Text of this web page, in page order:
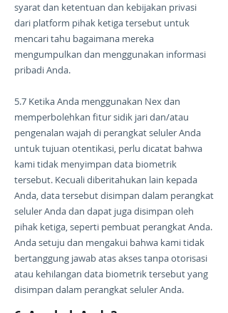
syarat dan ketentuan dan kebijakan privasi
dari platform pihak ketiga tersebut untuk
mencari tahu bagaimana mereka
mengumpulkan dan menggunakan informasi
pribadi Anda.
5.7 Ketika Anda menggunakan Nex dan
memperbolehkan fitur sidik jari dan/atau
pengenalan wajah di perangkat seluler Anda
untuk tujuan otentikasi, perlu dicatat bahwa
kami tidak menyimpan data biometrik
tersebut. Kecuali diberitahukan lain kepada
Anda, data tersebut disimpan dalam perangkat
seluler Anda dan dapat juga disimpan oleh
pihak ketiga, seperti pembuat perangkat Anda.
Anda setuju dan mengakui bahwa kami tidak
bertanggung jawab atas akses tanpa otorisasi
atau kehilangan data biometrik tersebut yang
disimpan dalam perangkat seluler Anda.